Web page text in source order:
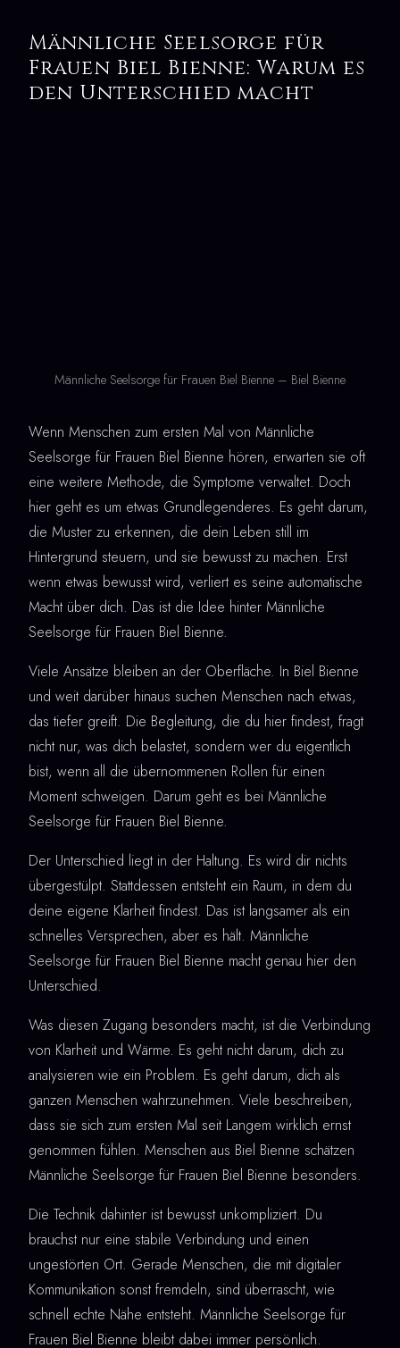
Männliche Seelsorge für
Frauen Biel Bienne: Warum es
den Unterschied macht
Männliche Seelsorge für Frauen Biel Bienne – Biel Bienne
Wenn Menschen zum ersten Mal von Männliche
Seelsorge für Frauen Biel Bienne hören, erwarten sie oft
eine weitere Methode, die Symptome verwaltet. Doch
hier geht es um etwas Grundlegenderes. Es geht darum,
die Muster zu erkennen, die dein Leben still im
Hintergrund steuern, und sie bewusst zu machen. Erst
wenn etwas bewusst wird, verliert es seine automatische
Macht über dich. Das ist die Idee hinter Männliche
Seelsorge für Frauen Biel Bienne.
Viele Ansätze bleiben an der Oberfläche. In Biel Bienne
und weit darüber hinaus suchen Menschen nach etwas,
das tiefer greift. Die Begleitung, die du hier findest, fragt
nicht nur, was dich belastet, sondern wer du eigentlich
bist, wenn all die übernommenen Rollen für einen
Moment schweigen. Darum geht es bei Männliche
Seelsorge für Frauen Biel Bienne.
Der Unterschied liegt in der Haltung. Es wird dir nichts
übergestülpt. Stattdessen entsteht ein Raum, in dem du
deine eigene Klarheit findest. Das ist langsamer als ein
schnelles Versprechen, aber es hält. Männliche
Seelsorge für Frauen Biel Bienne macht genau hier den
Unterschied.
Was diesen Zugang besonders macht, ist die Verbindung
von Klarheit und Wärme. Es geht nicht darum, dich zu
analysieren wie ein Problem. Es geht darum, dich als
ganzen Menschen wahrzunehmen. Viele beschreiben,
dass sie sich zum ersten Mal seit Langem wirklich ernst
genommen fühlen. Menschen aus Biel Bienne schätzen
Männliche Seelsorge für Frauen Biel Bienne besonders.
Die Technik dahinter ist bewusst unkompliziert. Du
brauchst nur eine stabile Verbindung und einen
ungestörten Ort. Gerade Menschen, die mit digitaler
Kommunikation sonst fremdeln, sind überrascht, wie
schnell echte Nähe entsteht. Männliche Seelsorge für
Frauen Biel Bienne bleibt dabei immer persönlich.